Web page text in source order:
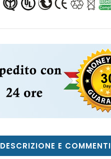
DESCRIZIONE E COMMENTI